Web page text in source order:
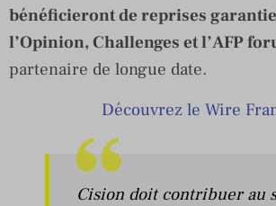
bénéficieront de reprises
l’Opinion, Challenges et l’AFP
partenaire de longue date.
Découvrez le Wire
Cision doit contribuer au